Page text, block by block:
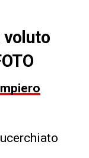
voluto